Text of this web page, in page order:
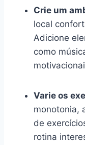
Crie um
local
Adicione
como
Varie os
monotonia,
de
rotina